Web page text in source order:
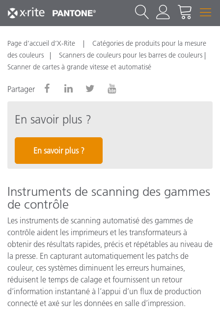
Page d’accueil d’X-Rite
Catégories de produits pour la mesure
des couleurs
Scanners de couleurs pour les barres de couleurs |
Scanner de cartes à grande vitesse et automatisé
Partager
En savoir plus ?
En savoir plus ?
Instruments de scanning des gammes
de contrôle
Les instruments de scanning automatisé des gammes de
contrôle aident les imprimeurs et les transformateurs à
obtenir des résultats rapides, précis et répétables au niveau de
la presse. En capturant automatiquement les patchs de
couleur, ces systèmes diminuent les erreurs humaines,
réduisent le temps de calage et fournissent un retour
d’information instantané à l’appui d’un flux de production
connecté et axé sur les données en salle d’impression.